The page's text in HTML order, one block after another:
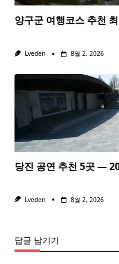
양구군 여행코스 추천
Lveden 8월 2, 2026
당진 공연 추천 5곳 —
Lveden 8월 2, 2026
답글 남기기